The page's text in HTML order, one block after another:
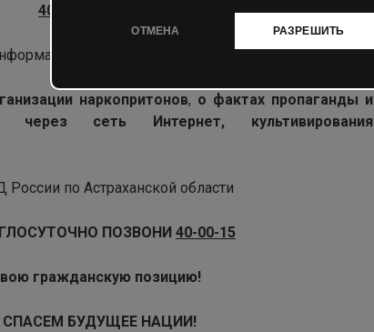
ОТМЕНА РАЗРЕШИТЬ
40-00-15
наркопритонов, о фактах пропаганды и
через сеть Интернет, культивирования
по Астраханской области
ПОЗВОНИ 40-00-15
гражданскую позицию!
СПАСЕМ БУДУЩЕЕ НАЦИИ!